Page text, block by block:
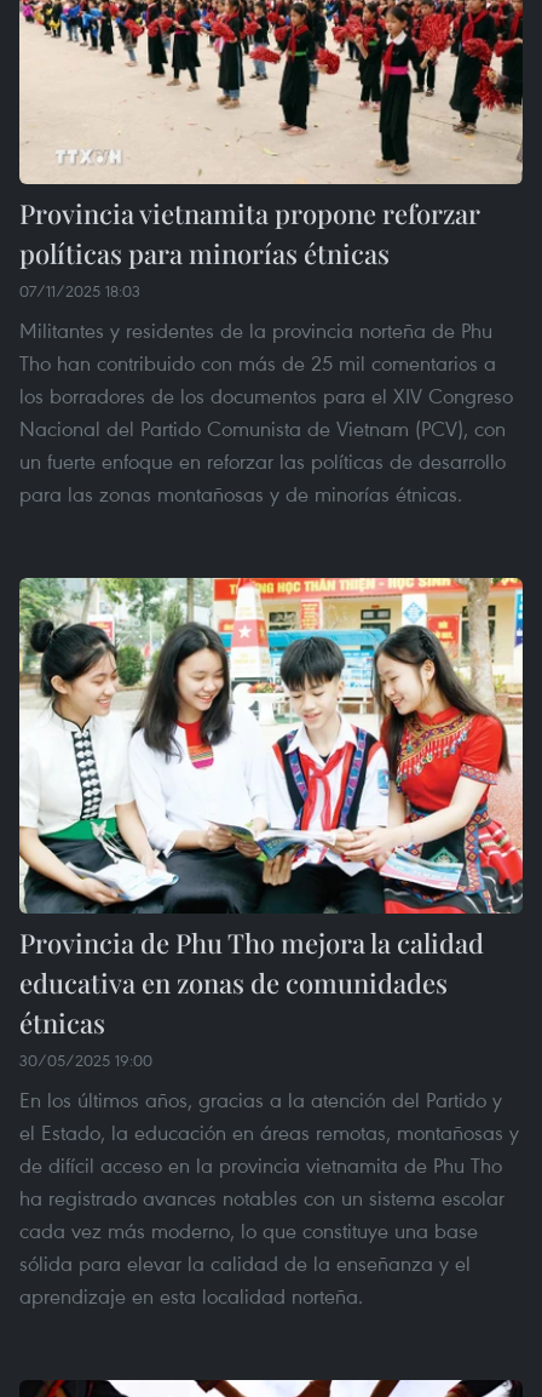
Provincia vietnamita propone reforzar
políticas para minorías étnicas
07/11/2025 18:03
Militantes y residentes de la provincia norteña de Phu
Tho han contribuido con más de 25 mil comentarios a
los borradores de los documentos para el XIV Congreso
Nacional del Partido Comunista de Vietnam (PCV), con
un fuerte enfoque en reforzar las políticas de desarrollo
para las zonas montañosas y de minorías étnicas.
Provincia de Phu Tho mejora la calidad
educativa en zonas de comunidades
étnicas
30/05/2025 19:00
En los últimos años, gracias a la atención del Partido y
el Estado, la educación en áreas remotas, montañosas y
de difícil acceso en la provincia vietnamita de Phu Tho
ha registrado avances notables con un sistema escolar
cada vez más moderno, lo que constituye una base
sólida para elevar la calidad de la enseñanza y el
aprendizaje en esta localidad norteña.